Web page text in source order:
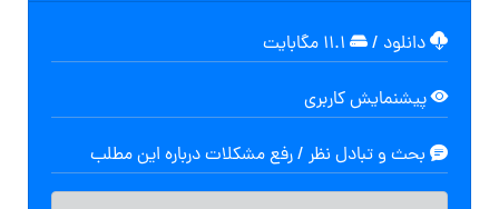
دانلود /
پیشنمایش کاربری
بحث و تبادل نظر / رفع مشکلات درباره این مطلب